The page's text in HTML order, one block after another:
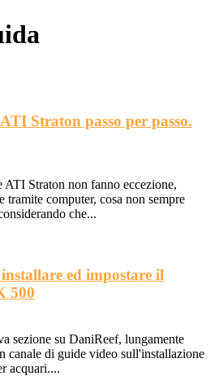
Straton passo per passo.
Straton non fanno eccezione,
tramite computer, cosa non sempre
che...
ed impostare il
500
sezione su DaniReef, lungamente
canale di guide video sull'installazione
acquari....